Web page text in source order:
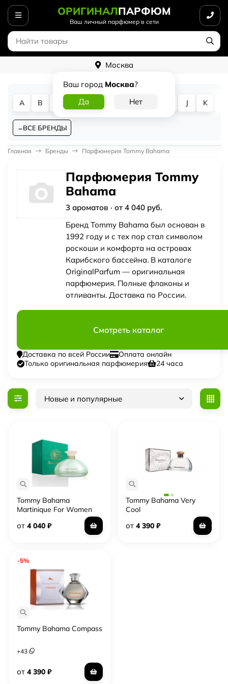
ОРИГИНАЛПАРФЮМ
Ваш личный парфюмер в сети
Москва
Ваш город Москва?
A B D G J K
ВСЕ БРЕНДЫ
Главная Бренды Парфюмерия Tommy Bahama
Парфюмерия Tommy
Bahama
3 ароматов · от 4 040 руб.
Бренд Tommy Bahama был основан в
1992 году и с тех пор стал символом
роскоши и комфорта на островах
Карибского бассейна. В каталоге
OriginalParfum — оригинальная
парфюмерия. Полные флаконы и
отливанты. Доставка по России.
Смотреть каталог
Доставка по всей России
Оплата онлайн
Только оригинальная парфюмерия
24 часа
Новые и популярные
Tommy Bahama
Martinique For Women
от 4 040 ₽
Tommy Bahama Very
Cool
от 4 390 ₽
-5%
Tommy Bahama Compass
+43
от 4 390 ₽